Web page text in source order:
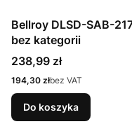
Bellroy DLSD-SAB-
bez kategorii
Cena
238,99 zł
Cena
194,30 złbez VAT
Do koszyka